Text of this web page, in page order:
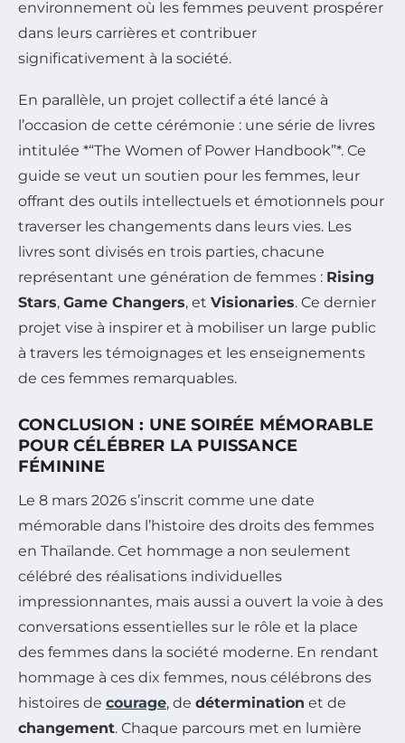
environnement où les femmes peuvent prospérer
dans leurs carrières et contribuer
significativement à la société.
En parallèle, un projet collectif a été lancé à
l’occasion de cette cérémonie : une série de livres
intitulée *“The Women of Power Handbook”*. Ce
guide se veut un soutien pour les femmes, leur
offrant des outils intellectuels et émotionnels pour
traverser les changements dans leurs vies. Les
livres sont divisés en trois parties, chacune
représentant une génération de femmes : Rising
Stars, Game Changers, et Visionaries. Ce dernier
projet vise à inspirer et à mobiliser un large public
à travers les témoignages et les enseignements
de ces femmes remarquables.
CONCLUSION : UNE SOIRÉE MÉMORABLE
POUR CÉLÉBRER LA PUISSANCE
FÉMININE
Le 8 mars 2026 s’inscrit comme une date
mémorable dans l’histoire des droits des femmes
en Thaïlande. Cet hommage a non seulement
célébré des réalisations individuelles
impressionnantes, mais aussi a ouvert la voie à des
conversations essentielles sur le rôle et la place
des femmes dans la société moderne. En rendant
hommage à ces dix femmes, nous célébrons des
histoires de courage, de détermination et de
changement. Chaque parcours met en lumière